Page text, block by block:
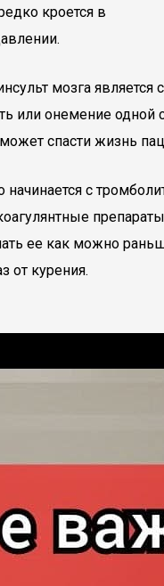
кроется в
мозга
онемение одной
спасти жизнь
с
ее как можно
от курения.